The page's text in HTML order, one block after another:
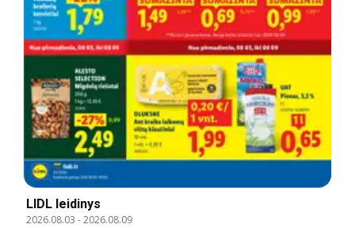
LIDL leidinys
2026.08.03 -2026.08.09